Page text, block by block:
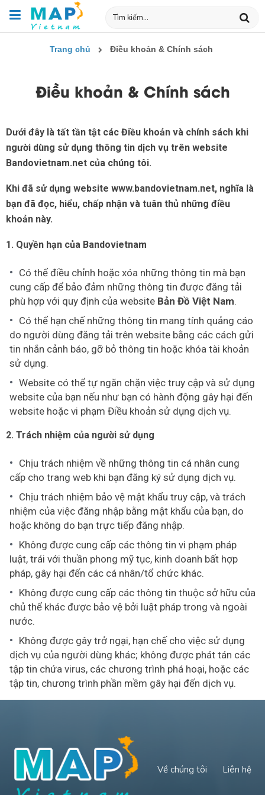
Trang chủ Điều khoản & Chính sách
Điều khoản & Chính sách
Dưới đây là tất tần tật các Điều khoản và chính sách khi
người dùng sử dụng thông tin dịch vụ trên website
Bandovietnam.net của chúng tôi.
Khi đã sử dụng website www.bandovietnam.net, nghĩa là
bạn đã đọc, hiểu, chấp nhận và tuân thủ những điều
khoản này.
1. Quyền hạn của Bandovietnam
Có thể điều chỉnh hoặc xóa những thông tin mà bạn
cung cấp để bảo đảm những thông tin được đăng tải
phù hợp với quy định của website Bản Đồ Việt Nam.
Có thể hạn chế những thông tin mang tính quảng cáo
do người dùng đăng tải trên website bằng các cách gửi
tin nhắn cảnh báo, gỡ bỏ thông tin hoặc khóa tài khoản
sử dụng.
Website có thể tự ngăn chặn việc truy cập và sử dụng
website của bạn nếu như bạn có hành động gây hại đến
website hoặc vi phạm Điều khoản sử dụng dịch vụ.
2. Trách nhiệm của người sử dụng
Chịu trách nhiệm về những thông tin cá nhân cung
cấp cho trang web khi bạn đăng ký sử dụng dịch vụ.
Chịu trách nhiệm bảo vệ mật khẩu truy cập, và trách
nhiệm của việc đăng nhập bằng mật khẩu của bạn, do
hoặc không do bạn trực tiếp đăng nhập.
Không được cung cấp các thông tin vi phạm pháp
luật, trái với thuần phong mỹ tục, kinh doanh bất hợp
pháp, gây hại đến các cá nhân/tổ chức khác.
Không được cung cấp các thông tin thuộc sở hữu của
chủ thể khác được bảo vệ bởi luật pháp trong và ngoài
nước.
Không được gây trở ngại, hạn chế cho việc sử dụng
dịch vụ của người dùng khác; không được phát tán các
tập tin chứa virus, các chương trình phá hoại, hoặc các
tập tin, chương trình phần mềm gây hại đến dịch vụ.
Về chúng tôi Liên hệ